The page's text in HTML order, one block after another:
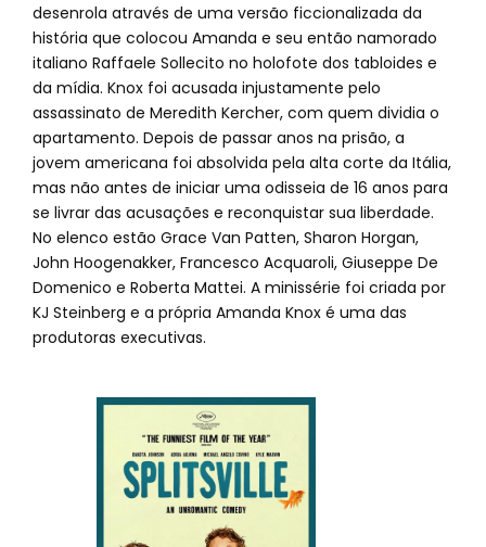
desenrola através de uma versão ficcionalizada da
história que colocou Amanda e seu então namorado
italiano Raffaele Sollecito no holofote dos tabloides e
da mídia. Knox foi acusada injustamente pelo
assassinato de Meredith Kercher, com quem dividia o
apartamento. Depois de passar anos na prisão, a
jovem americana foi absolvida pela alta corte da Itália,
mas não antes de iniciar uma odisseia de 16 anos para
se livrar das acusações e reconquistar sua liberdade.
No elenco estão Grace Van Patten, Sharon Horgan,
John Hoogenakker, Francesco Acquaroli, Giuseppe De
Domenico e Roberta Mattei. A minissérie foi criada por
KJ Steinberg e a própria Amanda Knox é uma das
produtoras executivas.